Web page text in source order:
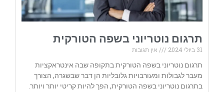
תרגום נוטריוני בשפה הטורקית
31 ביולי 2024
אין תגובות
תרגום נוטריוני בשפה הטורקית בתקופה שבה אינטראקציות
מעבר לגבולות ומעורבויות גלובליות הן דבר שבשגרה, הצורך
בתרגום נוטריוני בשפה הטורקית, הפך להיות קריטי יותר ויותר.